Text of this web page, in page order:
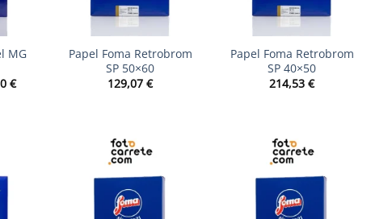
MG
€Rango
Papel Foma Retrobrom
SP 50×60
129,07 €
Papel Foma Retrobrom
SP 40×50
214,53 €